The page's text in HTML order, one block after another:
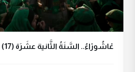
عْاشُورْاءُ.. السَّنَةُ الثَّانية عشَرَة (17)